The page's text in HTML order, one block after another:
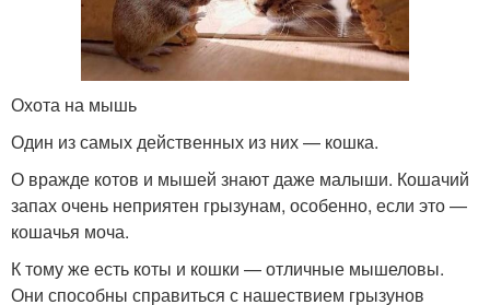
Охота на мышь
Один из самых действенных из них — кошка.
О вражде котов и мышей знают даже малыши. Кошачий
запах очень неприятен грызунам, особенно, если это —
кошачья моча.
К тому же есть коты и кошки — отличные мышеловы.
Они способны справиться с нашествием грызунов